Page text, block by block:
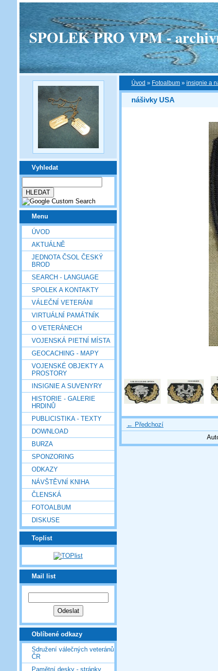
SPOLEK PRO VPM -
Vyhledat
Menu
ÚVOD
AKTUÁLNĚ
JEDNOTA ČSOL ČESKÝ
BROD
SEARCH - LANGUAGE
SPOLEK A KONTAKTY
VÁLEČNÍ VETERÁNI
VIRTUÁLNÍ PAMÁTNÍK
O VETERÁNECH
VOJENSKÁ PIETNÍ MÍSTA
GEOCACHING - MAPY
VOJENSKÉ OBJEKTY A
PROSTORY
INSIGNIE A SUVENYRY
HISTORIE - GALERIE
HRDINŮ
PUBLICISTIKA - TEXTY
DOWNLOAD
BURZA
SPONZORING
ODKAZY
NÁVŠTĚVNÍ KNIHA
ČLENSKÁ
FOTOALBUM
DISKUSE
Toplist
Mail list
Oblíbené odkazy
Sdružení válečných veteránů
ČR
Pamětní desky - stránky
Úvod » Fotoalbum » insignie a
nášivky USA
← Předchozí